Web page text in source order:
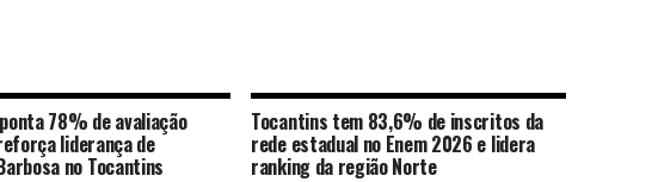
78% de avaliação
liderança de
no Tocantins
Tocantins tem 83,6% de inscritos da
rede estadual no Enem 2026 e lidera
ranking da região Norte